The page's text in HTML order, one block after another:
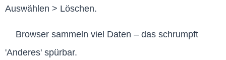
Auswählen > Löschen.
Browser sammeln viel Daten – das schrumpft
'Anderes' spürbar.